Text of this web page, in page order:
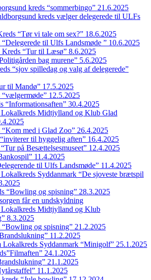
kreds “sommerbingo” 21.6.2025
kreds vælger delegerede til ULFs
“Tør vi tale om sex?” 18.6.2025
til Ulfs Landsmøde ” 10.6.2025
Kreds “Tur til Læsø” 8.6.2025
bag murene” 5.6.2025
“sjov spilledag og valg af delegerede”
til Mandø” 17.5.2025
“vælgermøde” 12.5.2025
“Informationsaften” 30.4.2025
Midtjylland og Klub Glad
med i Glad Zoo” 26.4.2025
til hyggelig aften” 16.4.2025
på Besættelsesmuseet” 12.4.2025
11.4.2025
til Ulfs Landsmøde” 11.4.2025
Syddanmark “De sjoveste brætspil
“Bowling og spisning” 28.3.2025
får en undskyldning
Midtjylland og Klub
8.3.2025
“Bowling og spisning” 21.2.2025
11.2.2025
Syddanmark “Minigolf” 25.1.2025
24.1.2025
21.1.2025
11.1.2025